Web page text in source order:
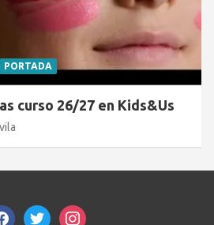
PORTADA
curso 26/27 en Kids&Us
twitterinstagram